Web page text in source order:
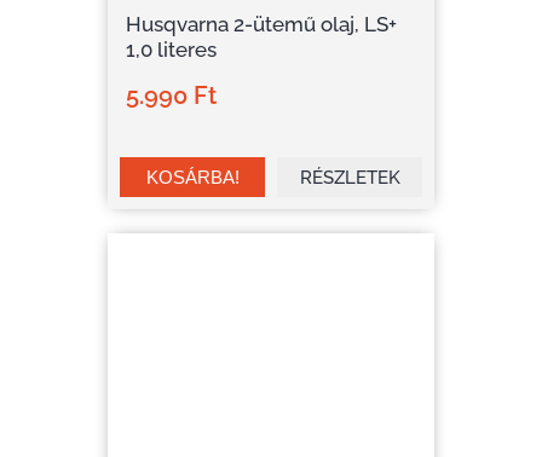
Husqvarna 2-ütemű olaj, LS+
1,0 literes
5.990 Ft
RÉSZLETEK